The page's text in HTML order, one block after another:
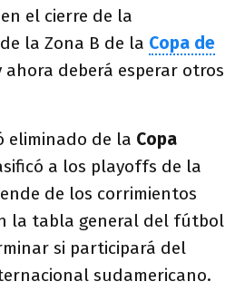
el cierre de la
la Zona B de la Copa de
ahora deberá esperar otros
eliminado de la Copa
a los playoffs de la
de los corrimientos
la tabla general del fútbol
si participará del
sudamericano.